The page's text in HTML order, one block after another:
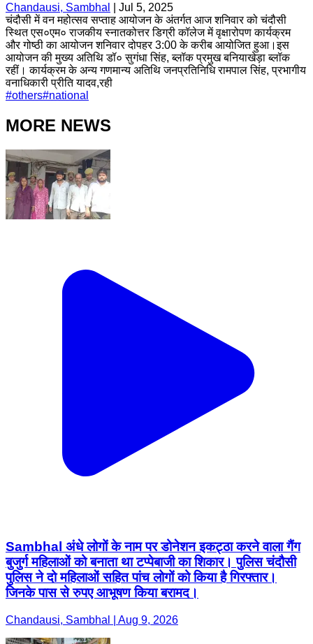
Chandausi, Sambhal
Jul 5, 2025
चंदौसी में वन महोत्सव सप्ताह आयोजन के अंतर्गत आज शनिवार को चंदौसी
स्थित एस०एम० राजकीय स्नातकोत्तर डिग्री कॉलेज में वृक्षारोपण कार्यक्रम
और गोष्ठी का आयोजन शनिवार दोपहर 3:00 के करीब आयोजित हुआ।इस
आयोजन की मुख्य अतिथि डॉ० सुगंधा सिंह, ब्लॉक प्रमुख बनियाखेड़ा ब्लॉक
रहीं। कार्यक्रम के अन्य गणमान्य अतिथि जनप्रतिनिधि रामपाल सिंह, प्रभागीय
वनाधिकारी प्रीति यादव,रही
#others#national
MORE NEWS
Sambhal अंधे लोगों के नाम पर डोनेशन इकट्ठा करने वाला गैंग
बुजुर्ग महिलाओं को बनाता था टप्पेबाजी का शिकार। पुलिस चंदौसी
पुलिस ने दो महिलाओं सहित पांच लोगों को किया है गिरफ्तार।
जिनके पास से रुपए आभूषण किया बरामद।
Chandausi, Sambhal | Aug 9, 2026